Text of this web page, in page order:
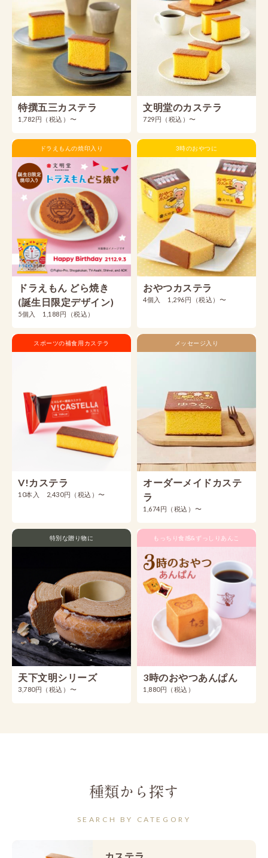
特撰五三カステラ
1,782円（税込）〜
文明堂のカステラ
729円（税込）〜
ドラえもんの焼印入り
ドラえもん どら焼き
(誕生日限定デザイン)
5個入 1,188円（税込）
3時のおやつに
おやつカステラ
4個入 1,296円（税込）〜
スポーツの補食用カステラ
V!カステラ
10本入 2,430円（税込）〜
メッセージ入り
オーダーメイドカステ
ラ
1,674円（税込）〜
特別な贈り物に
天下文明シリーズ
3,780円（税込）〜
もっちり食感&ずっしりあんこ
3時のおやつあんぱん
1,880円（税込）
種類から探す
SEARCH BY CATEGORY